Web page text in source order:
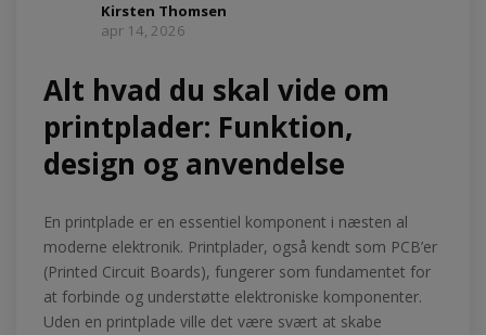
Kirsten Thomsen
apr 14, 2026
Alt hvad du skal vide om
printplader: Funktion,
design og anvendelse
En printplade er en essentiel komponent i næsten al
moderne elektronik. Printplader, også kendt som PCB’er
(Printed Circuit Boards), fungerer som fundamentet for
at forbinde og understøtte elektroniske komponenter.
Uden en printplade ville det være svært at skabe